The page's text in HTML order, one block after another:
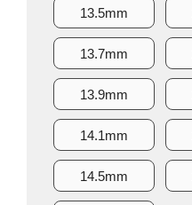
13.5mm
13.7mm
13.9mm
14.1mm
14.5mm